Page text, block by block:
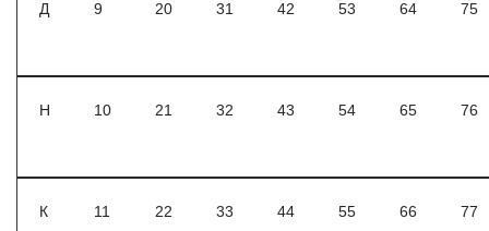
Д 9 20 31 42 53 64 75
Н 10 21 32 43 54 65 76
К 11 22 33 44 55 66 77